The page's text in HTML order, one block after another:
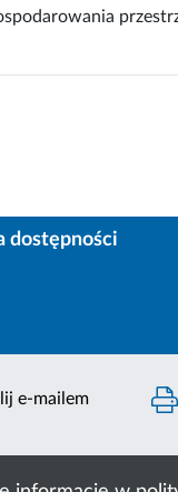
dostępności
e-mailem